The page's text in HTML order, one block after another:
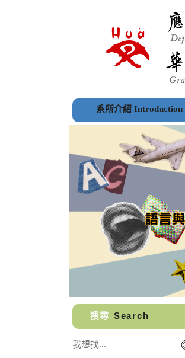
系所介紹 Introduction
搜尋 Search